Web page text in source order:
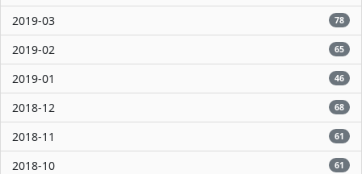
2019-03 78
2019-02 65
2019-01 46
2018-12 68
2018-11 61
2018-10 61